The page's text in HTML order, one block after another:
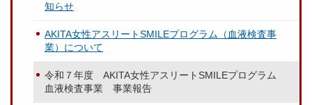
知らせ
AKITA女性アスリートSMILEプログラム（血液検査事
業）について
令和７年度 AKITA女性アスリートSMILEプログラム
血液検査事業 事業報告